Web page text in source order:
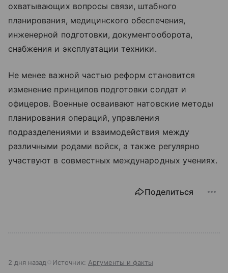
охватывающих вопросы связи, штабного
планирования, медицинского обеспечения,
инженерной подготовки, документооборота,
снабжения и эксплуатации техники.
Не менее важной частью реформ становится
изменение принципов подготовки солдат и
офицеров. Военные осваивают натовские методы
планирования операций, управления
подразделениями и взаимодействия между
различными родами войск, а также регулярно
участвуют в совместных международных учениях.
Поделиться
2 дня назад Источник: Аргументы и факты